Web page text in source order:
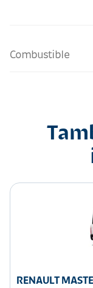
Combustible
RENAULT